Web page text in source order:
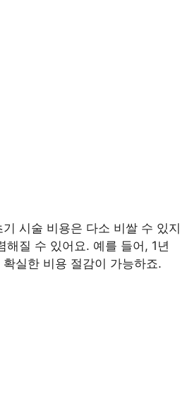
시술 비용은 다소 비쌀 수 있지
질 수 있어요. 예를 들어, 1년
실한 비용 절감이 가능하죠.